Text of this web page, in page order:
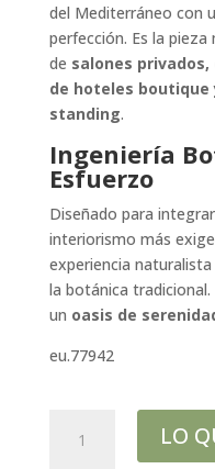
del Mediterráneo con
perfección. Es la
de salones
de hoteles
standing.
Ingeniería
Esfuerzo
Diseñado para
interiorismo más
experiencia
la botánica tradicional.
un oasis de
eu.77942
LO